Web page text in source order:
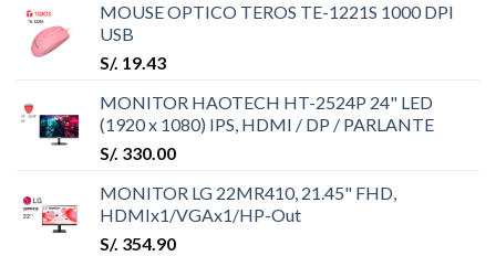
MOUSE OPTICO TEROS TE-1221S 1000 DPI
USB
S/. 19.43
MONITOR HAOTECH HT-2524P 24" LED
(1920 x 1080) IPS, HDMI / DP / PARLANTE
S/. 330.00
MONITOR LG 22MR410, 21.45" FHD,
HDMIx1/VGAx1/HP-Out
S/. 354.90